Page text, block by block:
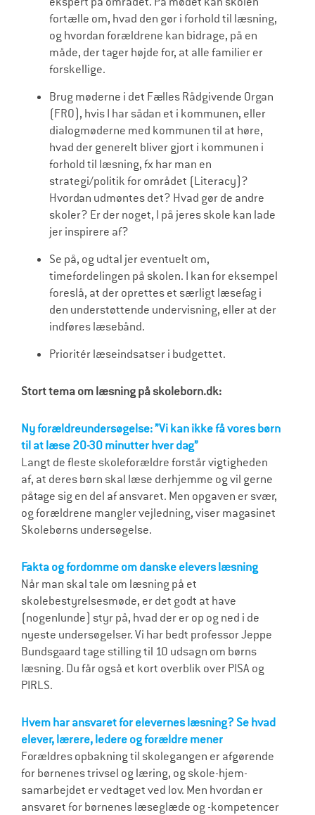
fortælle om, hvad den gør i forhold til læsning,
og hvordan forældrene kan bidrage, på en
måde, der tager højde for, at alle familier er
forskellige.
Brug møderne i det Fælles Rådgivende Organ
(FRO), hvis I har sådan et i kommunen, eller
dialogmøderne med kommunen til at høre,
hvad der generelt bliver gjort i kommunen i
forhold til læsning, fx har man en
strategi/politik for området (Literacy)?
Hvordan udmøntes det? Hvad gør de andre
skoler? Er der noget, I på jeres skole kan lade
jer inspirere af?
Se på, og udtal jer eventuelt om,
timefordelingen på skolen. I kan for eksempel
foreslå, at der oprettes et særligt læsefag i
den understøttende undervisning, eller at der
indføres læsebånd.
Prioritér læseindsatser i budgettet.
Stort tema om læsning på skoleborn.dk:
Ny forældreundersøgelse: ”Vi kan ikke få vores børn
til at læse 20-30 minutter hver dag”
Langt de fleste skoleforældre forstår vigtigheden
af, at deres børn skal læse derhjemme og vil gerne
påtage sig en del af ansvaret. Men opgaven er svær,
og forældrene mangler vejledning, viser magasinet
Skolebørns undersøgelse.
Fakta og fordomme om danske elevers læsning
Når man skal tale om læsning på et
skolebestyrelsesmøde, er det godt at have
(nogenlunde) styr på, hvad der er op og ned i de
nyeste undersøgelser. Vi har bedt professor Jeppe
Bundsgaard tage stilling til 10 udsagn om børns
læsning. Du får også et kort overblik over PISA og
PIRLS.
Hvem har ansvaret for elevernes læsning? Se hvad
elever, lærere, ledere og forældre mener
Forældres opbakning til skolegangen er afgørende
for børnenes trivsel og læring, og skole-hjem-
samarbejdet er vedtaget ved lov. Men hvordan er
ansvaret for børnenes læseglæde og -kompetencer